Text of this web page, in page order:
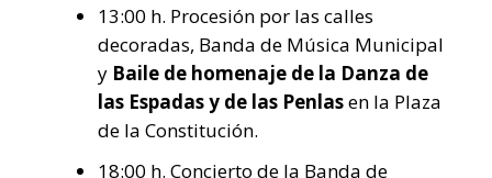
13:00 h. Procesión por las calles
decoradas, Banda de Música Municipal
y Baile de homenaje de la Danza de
las Espadas y de las Penlasen la Plaza
de la Constitución.
18:00 h. Concierto de la Banda de